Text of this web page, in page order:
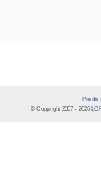
Pie de
© Copyright 2007 - 2026